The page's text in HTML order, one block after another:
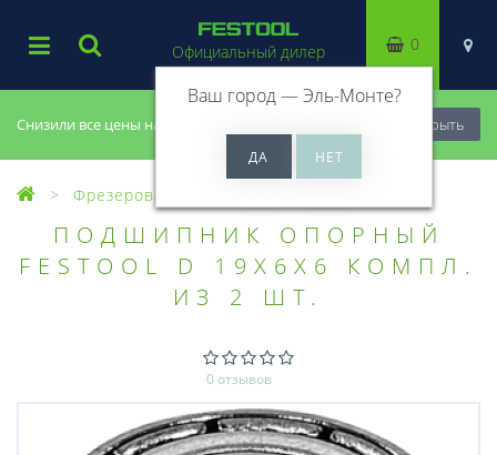
Снизили все цены на 20%, успей купить! Закрыть
Официальный дилер
Ваш город —Эль-Монте?
0
Фрезерование
ПОДШИПНИК ОПОРНЫЙ
FESTOOL D 19X6X6 КОМПЛ.
ИЗ 2 ШТ.
0 отзывов